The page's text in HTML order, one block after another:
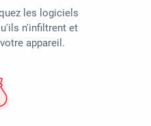
les logiciels
n'infiltrent et
appareil.